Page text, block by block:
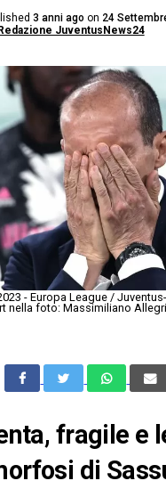
3 anni ago on 24
Redazione JuventusNews24
- Europa League /
nella foto: Massimiliano Allegri
fragile e
di